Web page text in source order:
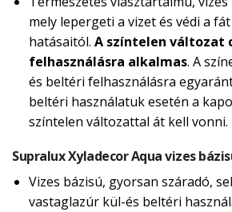
mely lepergeti a vizet és védi a
hatásaitól. A színtelen változat
felhasználásra alkalmas. A
és beltéri felhasználásra
beltéri használatuk esetén a
színtelen változattal át kell vonni.
Supralux Xyladecor Aqua vizes
Vizes bázisú, gyorsan száradó,
vastaglazúr kül-és beltéri